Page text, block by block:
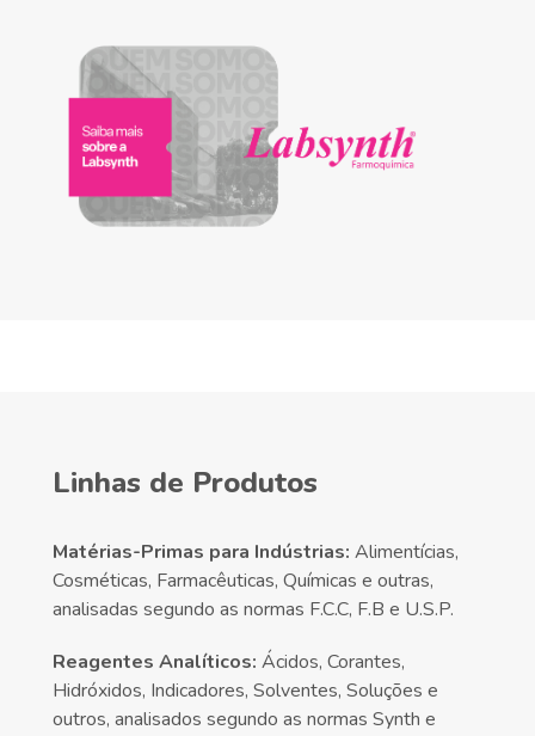
Linhas de Produtos
Matérias-Primas para Indústrias: Alimentícias,
Cosméticas, Farmacêuticas, Químicas e outras,
analisadas segundo as normas F.C.C, F.B e U.S.P.
Reagentes Analíticos: Ácidos, Corantes,
Hidróxidos, Indicadores, Solventes, Soluções e
outros, analisados segundo as normas Synth e